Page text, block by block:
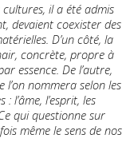
cultures, il a été admis
devaient coexister des
D’un côté, la
concrète, propre à
essence. De l’autre,
l’on nommera selon les
l’âme, l’esprit, les
qui questionne sur
même le sens de nos